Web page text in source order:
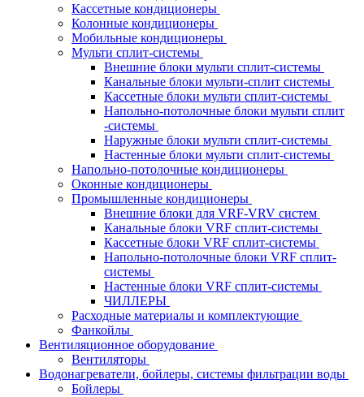
Кассетные кондиционеры
Колонные кондиционеры
Мобильные кондиционеры
Мульти сплит-системы
Внешние блоки мульти сплит-системы
Канальные блоки мульти-сплит системы
Кассетные блоки мульти сплит-системы
Напольно-потолочные блоки мульти сплит
-системы
Наружные блоки мульти сплит-системы
Настенные блоки мульти сплит-системы
Напольно-потолочные кондиционеры
Оконные кондиционеры
Промышленные кондиционеры
Внешние блоки для VRF-VRV систем
Канальные блоки VRF сплит-системы
Кассетные блоки VRF сплит-системы
Напольно-потолочные блоки VRF сплит-
системы
Настенные блоки VRF сплит-системы
ЧИЛЛЕРЫ
Расходные материалы и комплектующие
Фанкойлы
Вентиляционное оборудование
Вентиляторы
Водонагреватели, бойлеры, системы фильтрации воды
Бойлеры